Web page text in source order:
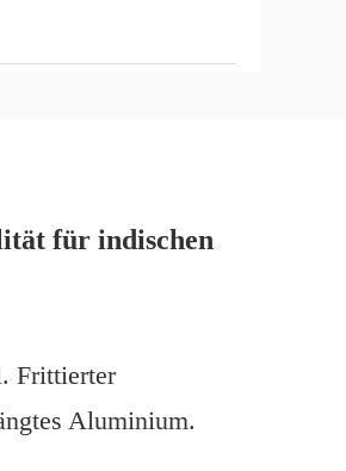
für indischen
Frittierter
Aluminium.